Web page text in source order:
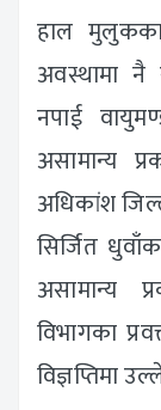
हाल
अवस्थामा
नपाई
असामान्य
अधिकांश
सिर्जित
असामान्य
विभागका
विज्ञप्तिमा